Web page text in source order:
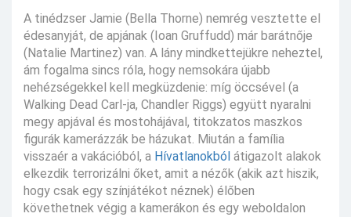
A tinédzser Jamie (Bella Thorne) nemrég vesztette el
édesanyját, de apjának (Ioan Gruffudd) már barátnője
(Natalie Martinez) van. A lány mindkettejükre neheztel,
ám fogalma sincs róla, hogy nemsokára újabb
nehézségekkel kell megküzdenie: míg öccsével (a
Walking Dead Carl-ja, Chandler Riggs) együtt nyaralni
megy apjával és mostohájával, titokzatos maszkos
figurák kamerázzák be házukat. Miután a família
visszaér a vakációból, a Hívatlanokból átigazolt alakok
elkezdik terrorizálni őket, amit a nézők (akik azt hiszik,
hogy csak egy színjátékot néznek) élőben
követhetnek végig a kamerákon és egy weboldalon